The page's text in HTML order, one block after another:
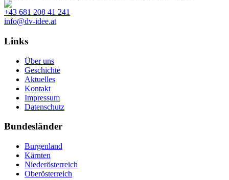
+43 681 208 41 241
info@dv-idee.at
Links
Über uns
Geschichte
Aktuelles
Kontakt
Impressum
Datenschutz
Bundesländer
Burgenland
Kärnten
Niederösterreich
Oberösterreich